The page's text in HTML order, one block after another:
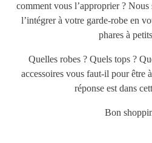
comment vous l’approprier ?
l’intégrer à votre garde-robe en
phares à
Quelles robes ? Quels tops ?
accessoires vous faut-il pour être
réponse est dans
Bon